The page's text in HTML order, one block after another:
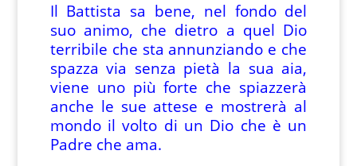
Il Battista sa bene, nel fondo del
suo animo, che dietro a quel Dio
terribile che sta annunziando e che
spazza via senza pietà la sua aia,
viene uno più forte che spiazzerà
anche le sue attese e mostrerà al
mondo il volto di un Dio che è un
Padre che ama.